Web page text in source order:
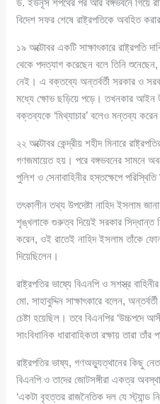
বিদেশ সফর শেষে রাষ্ট্রপতিকে অবহিত
১৯ অক্টোবর একটি সাক্ষাৎকারে রাষ্ট্রপতি
থেকে পদত্যাগ করেছেন বলে তিনি
নেই। এ বক্তব্যে অন্তর্বর্তী সরকার ও
মধ্যে ক্ষোভ ছড়িয়ে পড়ে। তখনকার আইন
বক্তব্যকে ‘মিথ্যাচার’ বলেও মন্তব্য
২২ অক্টোবর কেন্দ্রীয় শহীদ মিনারে
গণজমায়েত হয়। পরে বঙ্গভবনের সামনে
পুলিশ ও সেনাবাহিনীর হস্তক্ষেপে
তৎকালীন তথ্য উপদেষ্টা নাহিদ ইসলাম
শৃঙ্খলাকে গুরুত্ব দিয়েই সরকার সিদ্ধান্ত
করেন, ওই রাতেই নাহিদ ইসলাম তাঁকে
দিয়েছিলেন।
রাষ্ট্রপতির ভাষ্যে বিএনপি ও সশস্ত্র
মো. সাহাবুদ্দিন সাক্ষাৎকারে বলেন,
চেষ্টা হয়েছিল। তবে বিএনপির
সাংবিধানিক ধারাবাহিকতা রক্ষায় তারা
রাষ্ট্রপতির ভাষ্য, গণঅভ্যুত্থানের কিছু
বিএনপি ও তাদের জোটসঙ্গীরা একত্র
‘একটা বৃহত্তর রাজনৈতিক দল যে স্ট্যান্ড